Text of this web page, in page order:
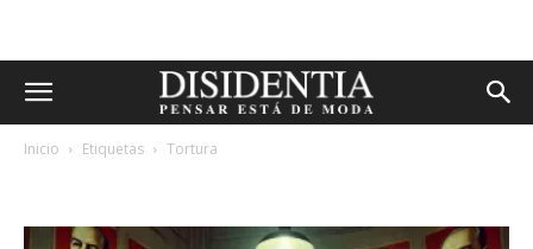
Inicio Etiquetas Tortura